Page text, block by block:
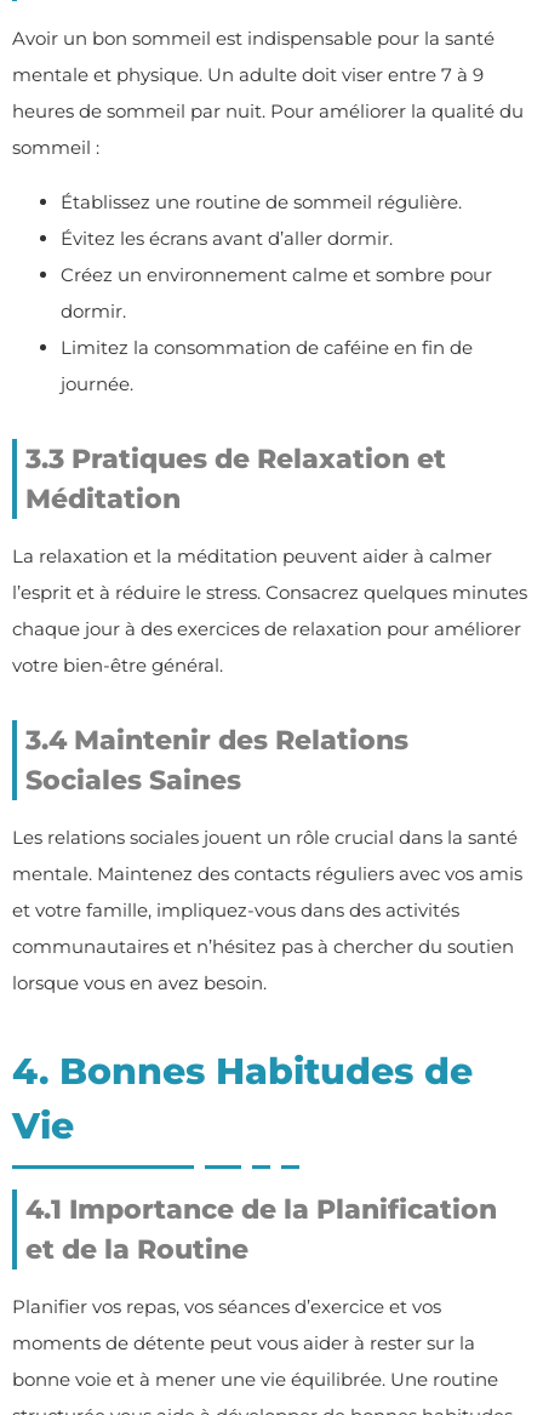
Avoir un bon sommeil est indispensable pour la santé
mentale et physique. Un adulte doit viser entre 7 à 9
heures de sommeil par nuit. Pour améliorer la qualité du
sommeil :
Établissez une routine de sommeil régulière.
Évitez les écrans avant d’aller dormir.
Créez un environnement calme et sombre pour
dormir.
Limitez la consommation de caféine en fin de
journée.
3.3 Pratiques de Relaxation et
Méditation
La relaxation et la méditation peuvent aider à calmer
l’esprit et à réduire le stress. Consacrez quelques minutes
chaque jour à des exercices de relaxation pour améliorer
votre bien-être général.
3.4 Maintenir des Relations
Sociales Saines
Les relations sociales jouent un rôle crucial dans la santé
mentale. Maintenez des contacts réguliers avec vos amis
et votre famille, impliquez-vous dans des activités
communautaires et n’hésitez pas à chercher du soutien
lorsque vous en avez besoin.
4. Bonnes Habitudes de
Vie
4.1 Importance de la Planification
et de la Routine
Planifier vos repas, vos séances d’exercice et vos
moments de détente peut vous aider à rester sur la
bonne voie et à mener une vie équilibrée. Une routine